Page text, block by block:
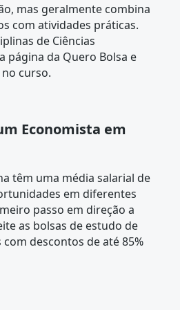
mas geralmente combina
com atividades práticas.
de Ciências
página da Quero Bolsa e
curso.
Economista em
têm uma média salarial de
em diferentes
passo em direção a
as bolsas de estudo de
com descontos de até 85%